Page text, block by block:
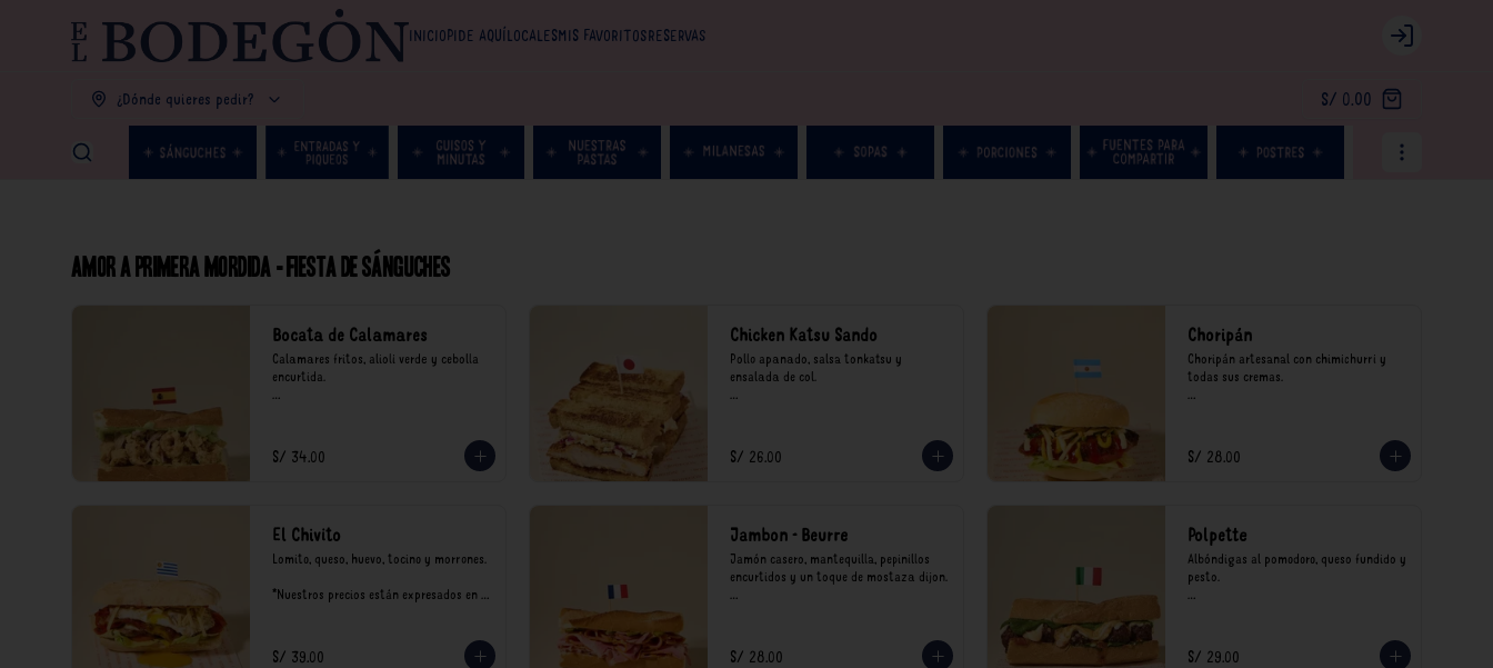
INICIOPIDE AQUÍLOCALESMIS FAVORITOSRESERVAS Login
¿Dónde quieres pedir? S/ 0.00
Amor a primera mordida - Fiesta de Sánguches
Bocata de Calamares
Calamares fritos, alioli verde y cebolla
encurtida.
recargo al consumo.
S/ 34.00
Chicken Katsu Sando
Pollo apanado, salsa tonkatsu y
ensalada de col.
recargo al consumo.
S/ 26.00
Choripán
Choripán artesanal con chimichurri y
todas sus cremas.
recargo al consumo.
S/ 28.00
El Chivito
Lomito, queso, huevo, tocino y morrones.
*Nuestros precios están expresados en
S/ 39.00
Jambon - Beurre
Jamón casero, mantequilla, pepinillos
encurtidos y un toque de mostaza dijon.
recargo al consumo.
S/ 28.00
Polpette
Albóndigas al pomodoro, queso fundido y
pesto.
recargo al consumo.
S/ 29.00